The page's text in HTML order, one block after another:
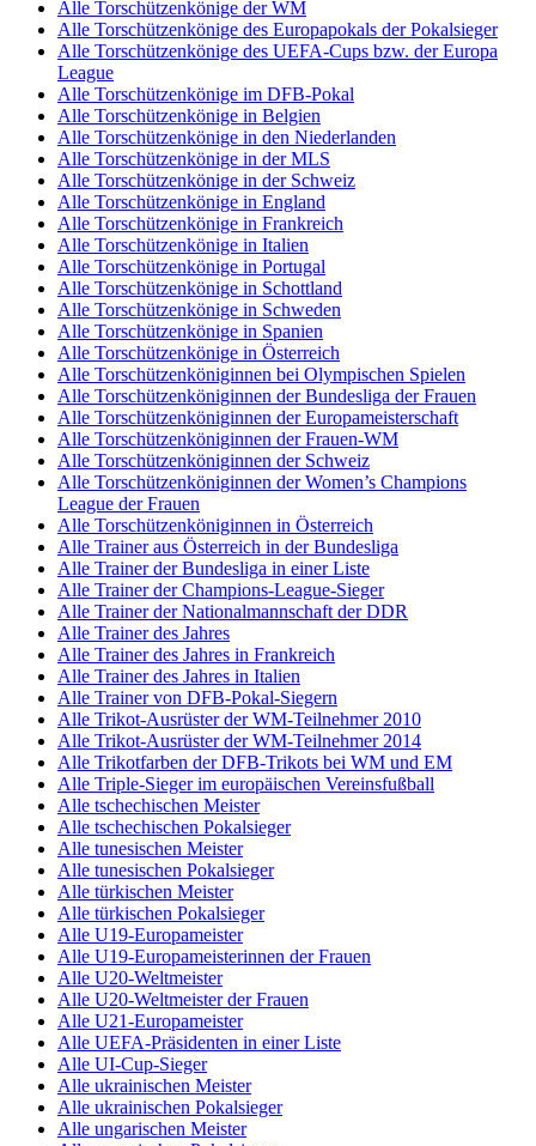
Alle Torschützenkönige der WM
Alle Torschützenkönige des Europapokals der Pokalsieger
Alle Torschützenkönige des UEFA-Cups bzw. der Europa
League
Alle Torschützenkönige im DFB-Pokal
Alle Torschützenkönige in Belgien
Alle Torschützenkönige in den Niederlanden
Alle Torschützenkönige in der MLS
Alle Torschützenkönige in der Schweiz
Alle Torschützenkönige in England
Alle Torschützenkönige in Frankreich
Alle Torschützenkönige in Italien
Alle Torschützenkönige in Portugal
Alle Torschützenkönige in Schottland
Alle Torschützenkönige in Schweden
Alle Torschützenkönige in Spanien
Alle Torschützenkönige in Österreich
Alle Torschützenköniginnen bei Olympischen Spielen
Alle Torschützenköniginnen der Bundesliga der Frauen
Alle Torschützenköniginnen der Europameisterschaft
Alle Torschützenköniginnen der Frauen-WM
Alle Torschützenköniginnen der Schweiz
Alle Torschützenköniginnen der Women’s Champions
League der Frauen
Alle Torschützenköniginnen in Österreich
Alle Trainer aus Österreich in der Bundesliga
Alle Trainer der Bundesliga in einer Liste
Alle Trainer der Champions-League-Sieger
Alle Trainer der Nationalmannschaft der DDR
Alle Trainer des Jahres
Alle Trainer des Jahres in Frankreich
Alle Trainer des Jahres in Italien
Alle Trainer von DFB-Pokal-Siegern
Alle Trikot-Ausrüster der WM-Teilnehmer 2010
Alle Trikot-Ausrüster der WM-Teilnehmer 2014
Alle Trikotfarben der DFB-Trikots bei WM und EM
Alle Triple-Sieger im europäischen Vereinsfußball
Alle tschechischen Meister
Alle tschechischen Pokalsieger
Alle tunesischen Meister
Alle tunesischen Pokalsieger
Alle türkischen Meister
Alle türkischen Pokalsieger
Alle U19-Europameister
Alle U19-Europameisterinnen der Frauen
Alle U20-Weltmeister
Alle U20-Weltmeister der Frauen
Alle U21-Europameister
Alle UEFA-Präsidenten in einer Liste
Alle UI-Cup-Sieger
Alle ukrainischen Meister
Alle ukrainischen Pokalsieger
Alle ungarischen Meister